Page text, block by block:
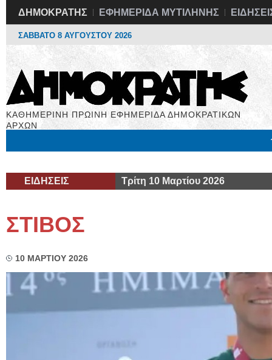
ΔΗΜΟΚΡΑΤΗΣ ΕΦΗΜΕΡΙΔΑ ΜΥΤΙΛΗΝΗΣ
ΣΑΒΒΑΤΟ 8 ΑΥΓΟΥΣΤΟΥ 2026
ΚΑΘΗΜΕΡΙΝΗ ΠΡΩΙΝΗ ΕΦΗΜΕΡΙΔΑ ΔΗΜΟΚΡΑΤΙΚΩΝ
ΑΡΧΩΝ
ΕΙΔΗΣΕΙΣ Τρίτη 10 Μαρτίου 2026
ΣΤΙΒΟΣ
10 ΜΑΡΤΙΟΥ 2026